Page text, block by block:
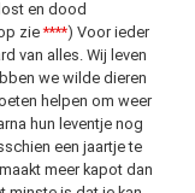
en dood
zie****) Voor ieder
van alles. Wij leven
we wilde dieren
helpen om weer
hun leventje nog
een jaartje te
meer kapot dan